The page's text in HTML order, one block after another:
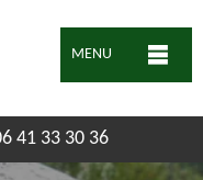
MENU
41 33 30 36